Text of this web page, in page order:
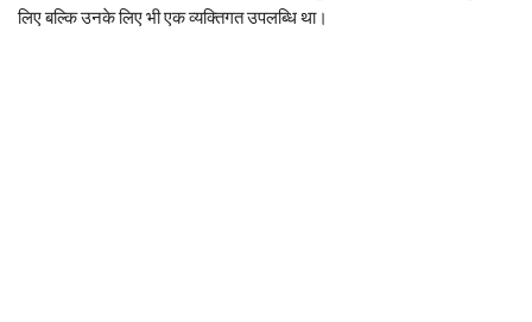
लिए बल्कि उनके लिए भी एक व्यक्तिगत उपलब्धि था।